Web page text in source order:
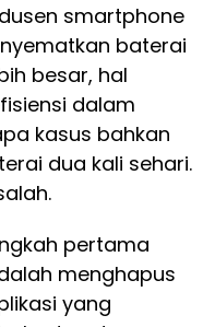
smartphone
baterai
besar, hal
dalam
kasus bahkan
dua kali sehari.
pertama
menghapus
yang